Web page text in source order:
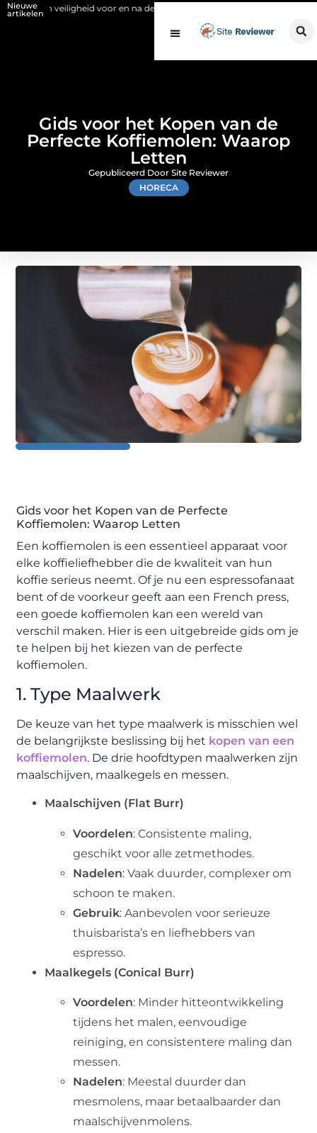
Nieuwe
artikelenvoor en na de SCIOS-keuring van de stookinstallatie
Gids voor het Kopen van de
Perfecte Koffiemolen: Waarop
Letten
HORECA
Gepubliceerd Door Site Reviewer
Gids voor het Kopen van de Perfecte
Koffiemolen: Waarop Letten
Een koffiemolen is een essentieel apparaat voor
elke koffieliefhebber die de kwaliteit van hun
koffie serieus neemt. Of je nu een espressofanaat
bent of de voorkeur geeft aan een French press,
een goede koffiemolen kan een wereld van
verschil maken. Hier is een uitgebreide gids om je
te helpen bij het kiezen van de perfecte
koffiemolen.
1. Type Maalwerk
De keuze van het type maalwerk is misschien wel
de belangrijkste beslissing bij het kopen van een
koffiemolen. De drie hoofdtypen maalwerken zijn
maalschijven, maalkegels en messen.
Maalschijven (Flat Burr)
Voordelen: Consistente maling,
geschikt voor alle zetmethodes.
Nadelen: Vaak duurder, complexer om
schoon te maken.
Gebruik: Aanbevolen voor serieuze
thuisbarista’s en liefhebbers van
espresso.
Maalkegels (Conical Burr)
Voordelen: Minder hitteontwikkeling
tijdens het malen, eenvoudige
reiniging, en consistentere maling dan
messen.
Nadelen: Meestal duurder dan
mesmolens, maar betaalbaarder dan
maalschijvenmolens.